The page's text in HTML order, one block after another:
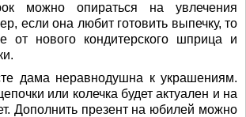
можно опираться на увлечения
если она любит готовить выпечку, то
от нового кондитерского шприца и
дама неравнодушна к украшениям.
или колечка будет актуален и на
Дополнить презент на юбилей можно